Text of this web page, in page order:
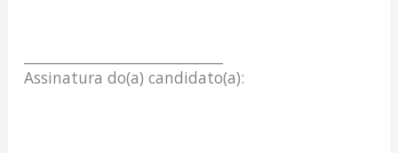
Assinatura do(a) candidato(a):